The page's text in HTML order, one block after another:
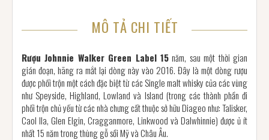
MÔ TẢ CHI TIẾT
Rượu Johnnie Walker Green Label 15 năm, sau một thời gian
gián đoạn, hãng ra mắt lại dòng này vào 2016. Đây là một dòng rượu
được phối trộn một cách đặc biệt từ các Single malt whisky của các vùng
như Speyside, Highland, Lowland và Island (trong các thành phần đi
phối trộn chủ yếu từ các nhà chưng cất thuộc sở hữu Diageo như: Talisker,
Caol Ila, Glen Elgin, Cragganmore, Linkwood và Dalwhinnie) được ủ ít
nhất 15 năm trong thùng gỗ sồi Mỹ và Châu Âu.